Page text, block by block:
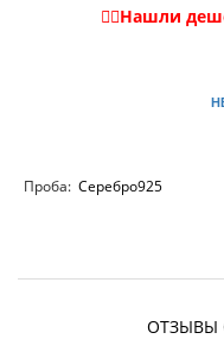
Проба: Серебро925
ОТЗЫВЫ